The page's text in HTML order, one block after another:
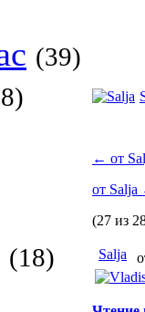
(39)
(18)
← от
от Salja
(27 из
Salja